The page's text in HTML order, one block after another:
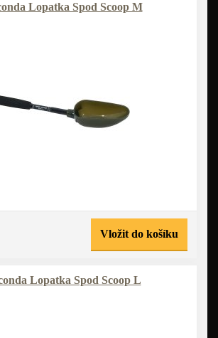
Lopatka Spod Scoop M
Vložit do košíku
Lopatka Spod Scoop L